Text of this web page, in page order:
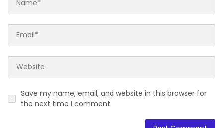
Save my name, email, and website in this browser for
the next time I comment.